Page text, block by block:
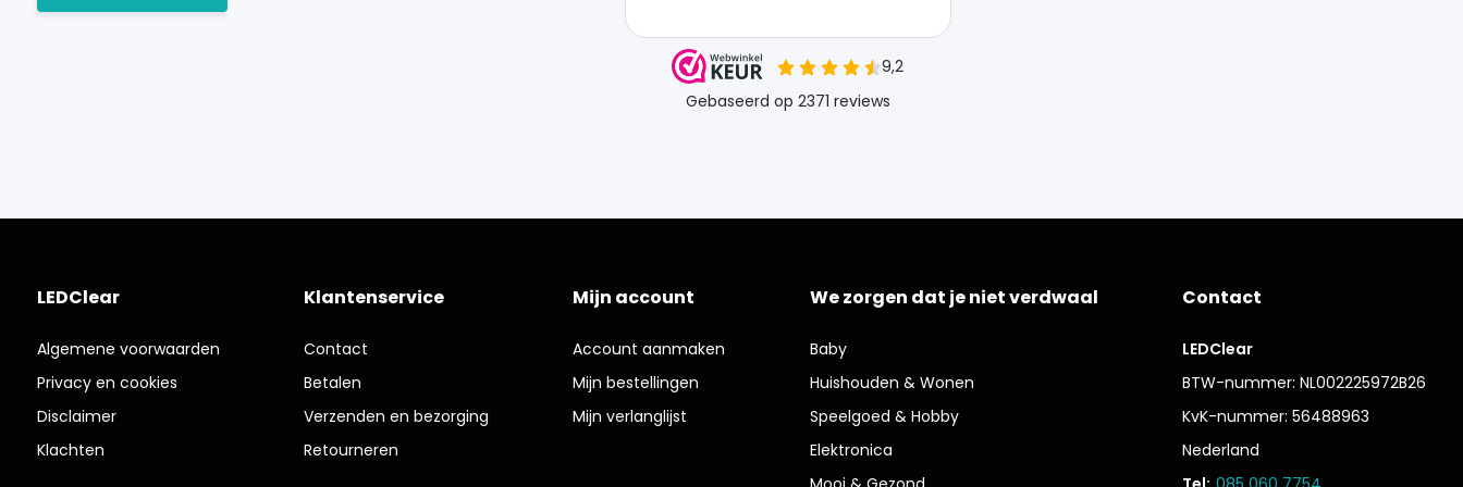
LEDClear
Algemene voorwaarden
Privacy en cookies
Disclaimer
Klachten
Klantenservice
Contact
Betalen
Verzenden en bezorging
Retourneren
Mijn account
Account aanmaken
Mijn bestellingen
Mijn verlanglijst
We zorgen dat je niet verdwaal
Baby
Huishouden & Wonen
Speelgoed & Hobby
Elektronica
Contact
LEDClear
BTW-nummer: NL002225972B26
KvK-nummer: 56488963
Nederland